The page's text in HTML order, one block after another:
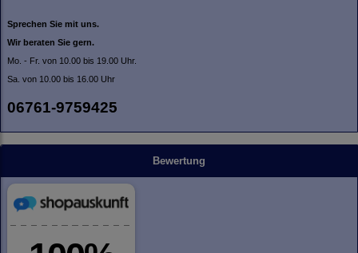
Sprechen Sie mit uns.
Wir beraten Sie gern.
Mo. - Fr. von 10.00 bis 19.00 Uhr.
Sa. von 10.00 bis 16.00 Uhr
06761-9759425
Bewertung